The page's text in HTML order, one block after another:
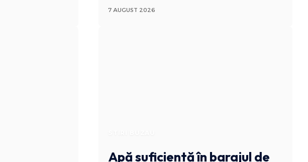
7 AUGUST 2026
Apă suficientă în barajul de